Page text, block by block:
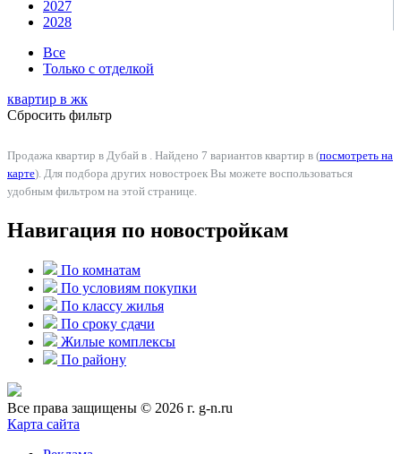
2027
2028
Все
Только с отделкой
квартир в жк
Сбросить фильтр
Продажа квартир в Дубай в . Найдено 7 вариантов квартир в (посмотреть на
карте). Для подбора других новостроек Вы можете воспользоваться
удобным фильтром на этой странице.
Навигация по новостройкам
По комнатам
По условиям покупки
По классу жилья
По сроку сдачи
Жилые комплексы
По району
Все права защищены © 2026 г. g-n.ru
Карта сайта